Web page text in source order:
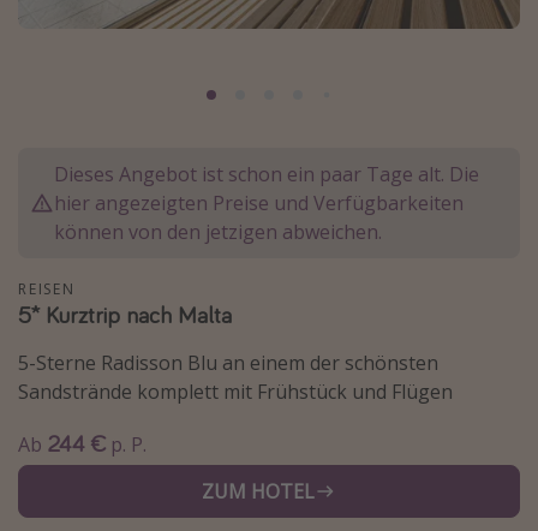
Normandie Urlaub
Krabi Urlaub
Tulum Urlaub
Japan Rundreise
Reisethemen
Wellnessurlaub
Dieses Angebot ist schon ein paar Tage alt. Die
hier angezeigten Preise und Verfügbarkeiten
können von den jetzigen abweichen.
REISEN
5* Kurztrip nach Malta
5-Sterne Radisson Blu an einem der schönsten
Sandstrände komplett mit Frühstück und Flügen
Ab 244 € p. P.
ZUM HOTEL